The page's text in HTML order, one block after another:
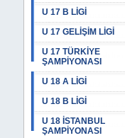
U 17 B LİGİ
U 17 GELİŞİM LİGİ
U 17 TÜRKİYE
ŞAMPİYONASI
U 18 A LİGİ
U 18 B LİGİ
U 18 İSTANBUL
ŞAMPİYONASI